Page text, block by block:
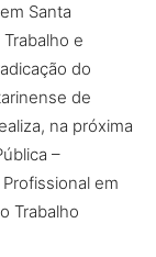
Santa
e
do
de
na próxima
–
em
Trabalho